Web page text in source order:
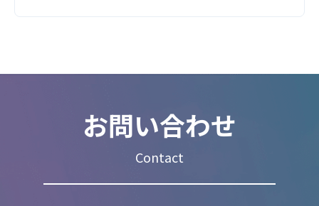
お問い合わせ
Contact